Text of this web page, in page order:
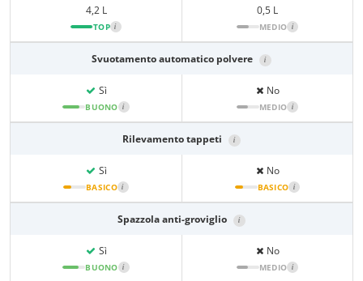
4,2 L
TOP i
0,5 L
MEDIO i
Svuotamento automatico polvere i
Sì
BUONO i
No
MEDIO i
Rilevamento tappeti i
Sì
BASICO i
No
BASICO i
Spazzola anti-groviglio i
Sì
BUONO i
No
MEDIO i